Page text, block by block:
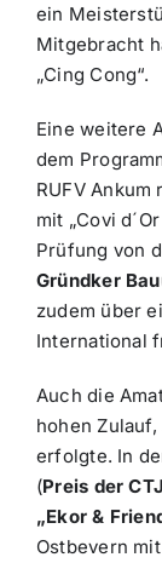
ein
Mitgebracht
„Cing Cong“.
Eine weitere
dem
RUFV
mit „Covi
Prüfung von
Gründker
zudem über
International
Auch die
hohen
erfolgte. In
(Preis der
„Ekor &
Ostbevern